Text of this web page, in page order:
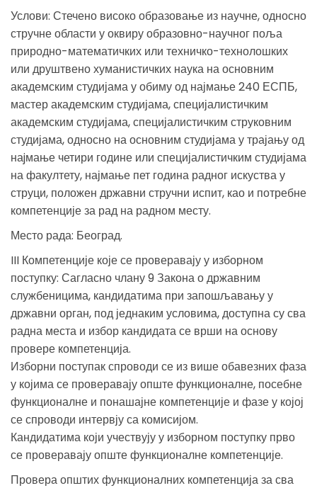
Услови: Стечено високо образовање из научне, односно
стручне области у оквиру образовно-научног поља
природно-математичких или техничко-технолошких
или друштвено хуманистичких наука на основним
академским студијама у обиму од најмање 240 ЕСПБ,
мастер академским студијама, специјалистичким
академским студијама, специјалистичким струковним
студијама, односно на основним студијама у трајању од
наjмање четири године или специјалистичким студијама
на факултету, најмање пет година радног искуства у
струци, положен државни стручни испит, као и потребне
компетенције за рад на радном месту.
Место рада: Београд.
III Компетенције које се проверавају у изборном
поступку: Сагласно члану 9 Закона о државним
службеницима, кандидатима при запошљавању у
државни орган, под једнаким условима, доступна су сва
радна места и избор кандидата се врши на основу
провере компетенција.
Изборни поступак спроводи се из више обавезних фаза
у којима се проверавају опште функционалне, посебне
функционалне и понашајне компетенције и фазе у којој
се спроводи интервју са комисијом.
Кандидатима који учествују у изборном поступку прво
се проверавају опште функционалне компетенције.
Провера општих функционалних компетенција за сва